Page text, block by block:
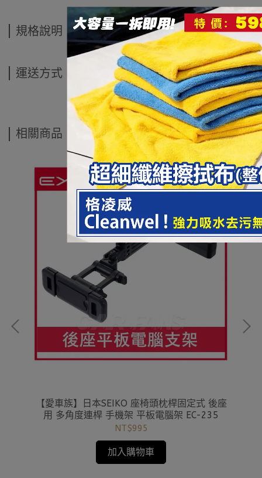
規格說明
運送方式
相關商品
【愛車族】日本SEIKO 座椅頭枕桿固定式 後座
用 多角度連桿 手機架 平板電腦架 EC-235
NT$995
加入購物車